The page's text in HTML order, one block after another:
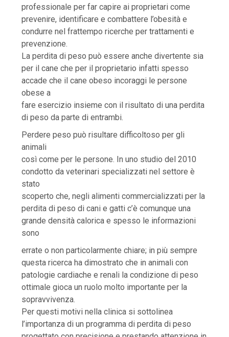
professionale per far capire ai proprietari come
prevenire, identificare e combattere l’obesità e
condurre nel frattempo ricerche per trattamenti e
prevenzione.
La perdita di peso può essere anche divertente sia
per il cane che per il proprietario infatti spesso
accade che il cane obeso incoraggi le persone
obese a
fare esercizio insieme con il risultato di una perdita
di peso da parte di entrambi.
Perdere peso può risultare difficoltoso per gli
animali
così come per le persone. In uno studio del 2010
condotto da veterinari specializzati nel settore è
stato
scoperto che, negli alimenti commercializzati per la
perdita di peso di cani e gatti c’è comunque una
grande densità calorica e spesso le informazioni
sono
errate o non particolarmente chiare; in più sempre
questa ricerca ha dimostrato che in animali con
patologie cardiache e renali la condizione di peso
ottimale gioca un ruolo molto importante per la
sopravvivenza.
Per questi motivi nella clinica si sottolinea
l’importanza di un programma di perdita di peso